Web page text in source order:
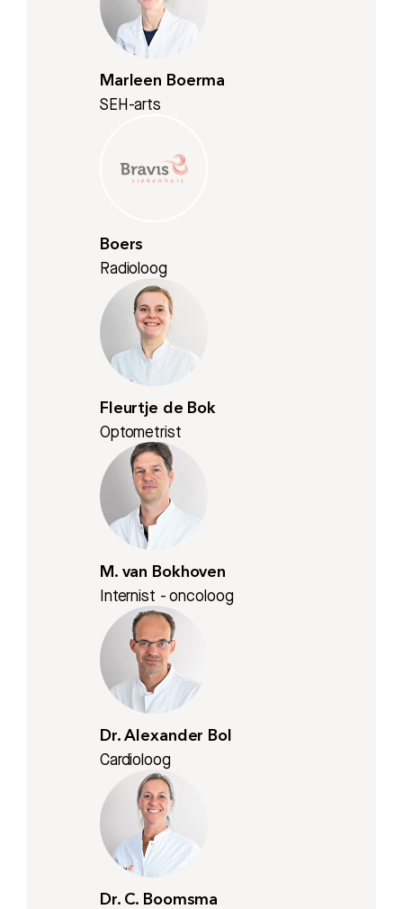
Bezoektijden
Marleen Boerma
SEH-arts
Boers
Radioloog
Fleurtje de Bok
Optometrist
M. van Bokhoven
Internist - oncoloog
Dr. Alexander Bol
Cardioloog
Dr. C. Boomsma